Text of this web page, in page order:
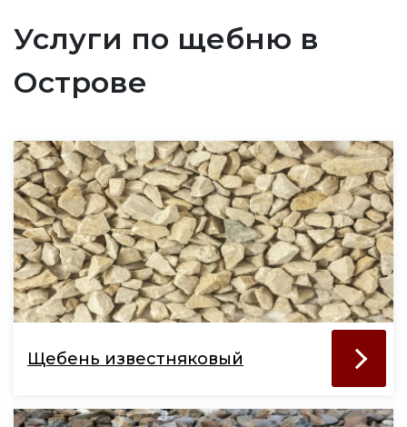
Услуги по щебню в
Острове
Щебень известняковый